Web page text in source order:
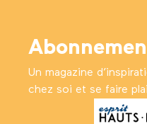
Un magazine
chez soi et se faire